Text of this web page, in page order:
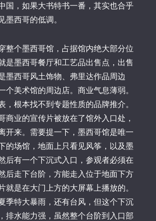
国，如果大书特书一番，其实也合乎
墨西哥的低调。
整个墨西哥馆，占据馆内绝大部分位
是墨西哥餐厅和工艺品出售点，出售
墨西哥风土饰物、弗里达作品周边
个美术馆的周边店。商业气息薄弱。
，根本找不到专题性质的品牌推介。
商业的宣传片被放在了馆外入口处，
开来。需要提一下，墨西哥馆是唯一
的场馆，地面上只看见风筝，以及墨
后有一个下沉式入口，参观者必须在
后走下台阶，方能走入位于地面下方
就是在大门上方的大屏幕上播放的。
季特大暴雨，还有台风，但这个下沉
排水能力强，虽然整个台阶到入口部